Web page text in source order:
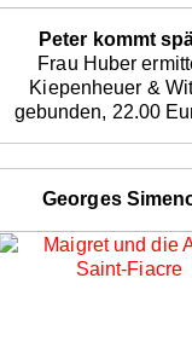
Peter kommt
Frau Huber
Kiepenheuer &
gebunden, 22.00
Georges